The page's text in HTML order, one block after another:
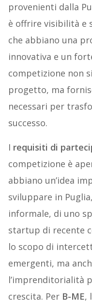
provenienti dalla
è offrire visibilità e
che abbiano una
innovativa e un
competizione non
progetto, ma
necessari per
successo.
I requisiti di
competizione è
abbiano un’idea
sviluppare in
informale, di uno
startup di recente
lo scopo di
emergenti, ma
l’imprenditorialità
crescita. Per B-ME,